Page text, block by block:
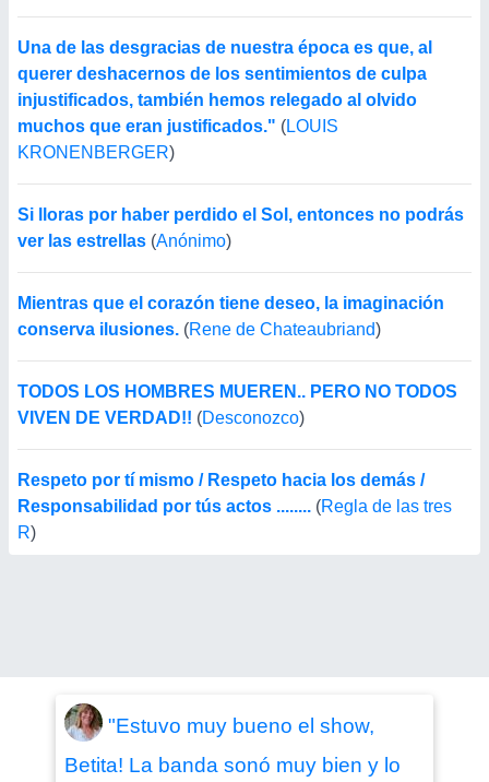
Una de las desgracias de nuestra época es que, al
querer deshacernos de los sentimientos de culpa
injustificados, también hemos relegado al olvido
muchos que eran justificados." (LOUIS
KRONENBERGER)
Si lloras por haber perdido el Sol, entonces no podrás
ver las estrellas (Anónimo)
Mientras que el corazón tiene deseo, la imaginación
conserva ilusiones. (Rene de Chateaubriand)
TODOS LOS HOMBRES MUEREN.. PERO NO TODOS
VIVEN DE VERDAD!! (Desconozco)
Respeto por tí mismo / Respeto hacia los demás /
Responsabilidad por tús actos ........ (Regla de las tres
R)
"Estuvo muy bueno el show,
Betita! La banda sonó muy bien y lo